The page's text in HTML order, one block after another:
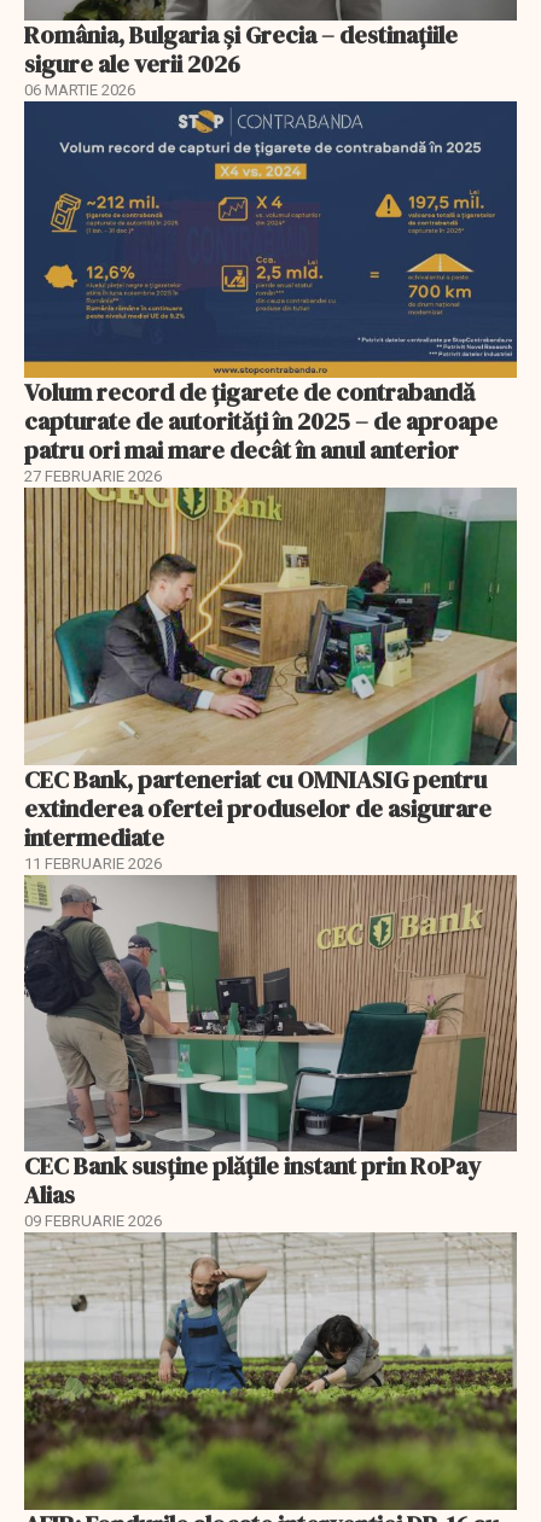
România, Bulgaria și Grecia – destinațiile
sigure ale verii 2026
06 MARTIE 2026
Volum record de țigarete de contrabandă
capturate de autorități în 2025 – de aproape
patru ori mai mare decât în anul anterior
27 FEBRUARIE 2026
CEC Bank, parteneriat cu OMNIASIG pentru
extinderea ofertei produselor de asigurare
intermediate
11 FEBRUARIE 2026
CEC Bank susține plățile instant prin RoPay
Alias
09 FEBRUARIE 2026